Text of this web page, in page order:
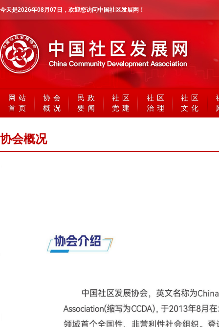
今天是2026年08月07日 ，欢迎您访问中国社区发展网！
网站
首页
协会
概况
民政
要闻
社区
党建
社区
治理
社区
文化
协会概况